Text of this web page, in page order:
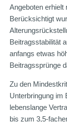
Angeboten erhielt
Berücksichtigt
Beitragsstabilität
anfangs etwas
Beitragssprünge
Zu den
Unterbringung im
lebenslange
bis zum 3,5-